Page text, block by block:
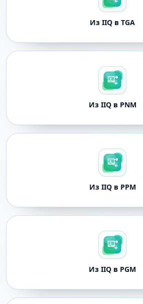
Из IIQ в TGA
Из IIQ в PNM
Из IIQ в PPM
Из IIQ в PGM